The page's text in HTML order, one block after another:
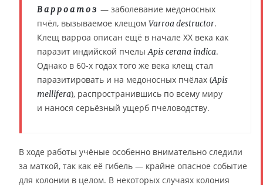
Варроатоз — заболевание медоносных
пчёл, вызываемое клещом Varroa destructor.
Клещ варроа описан ещё в начале XX века как
паразит индийской пчелы Apis cerana indica.
Однако в 60-х годах того же века клещ стал
паразитировать и на медоносных пчёлах (Apis
mellifera), распространившись по всему миру
и нанося серьёзный ущерб пчеловодству.
В ходе работы учёные особенно внимательно следили
за маткой, так как её гибель — крайне опасное событие
для колонии в целом. В некоторых случаях колония